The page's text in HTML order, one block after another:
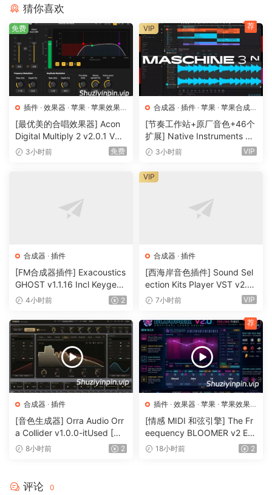
UI instantly resizable from 50% to 200%
custom remote control via MIDI CC, 14-bit resolution
option
Support for Oddsound MTS-ESP
A witch says,
Still no one provides the serial and its index
of Filterscape v1.5 ;)
🏠 HomePage
猜你喜欢
插件 · 效果器 · 苹果 · 苹果效果
器
[最优美的合唱效果器] Acon
Digital Multiply 2 v2.0.1 VST
VST3 AU AAX [WiN, MacOS
3小时前 免费
免费
合成器 · 插件 · 苹果 · 苹果合成
器
[节奏工作站+原厂音色+46个
扩展] Native Instruments M
aschine 3.6.0-HCiSO [Mac
3小时前 VIP
VIP 荐
合成器 · 插件
[FM合成器插件] Exacoustics
GHOST v1.1.16 Incl Keygen-
R2R [WiN]（12.1MB）
4小时前 2
合成器 · 插件
[西海岸音色插件] Sound Sel
ection Kits Player VST v2.0.
0 bundle-V.R [WiN]（3.26G
7小时前 VIP
VIP
合成器 · 插件
[音色生成器] Orra Audio Orr
a Collider v1.0.0-itUsed [Wi
N]（5.12MB）
8小时前 2
插件 · 效果器 · 苹果 · 苹果效果
器
[情感 MIDI 和弦引擎] The Fr
eequency BLOOMER v2 Em
otional Chord Engine [WiN,
18小时前 2
荐
评论 0